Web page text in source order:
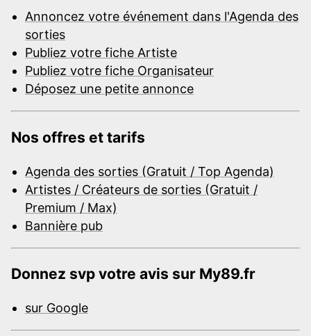
Annoncez votre événement dans l'Agenda des
sorties
Publiez votre fiche Artiste
Publiez votre fiche Organisateur
Déposez une petite annonce
Nos offres et tarifs
Agenda des sorties (Gratuit / Top Agenda)
Artistes / Créateurs de sorties (Gratuit /
Premium / Max)
Bannière pub
Donnez svp votre avis sur My89.fr
sur Google